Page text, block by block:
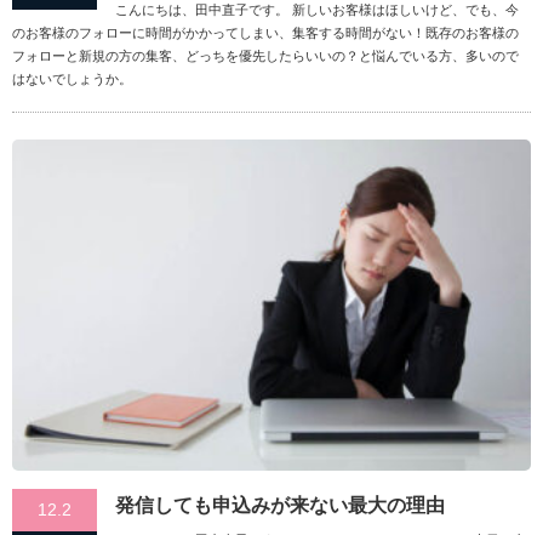
こんにちは、田中直子です。 新しいお客様はほしいけど、でも、今
のお客様のフォローに時間がかかってしまい、集客する時間がない！既存のお客様の
フォローと新規の方の集客、どっちを優先したらいいの？と悩んでいる方、多いので
はないでしょうか。
12.2 発信しても申込みが来ない最大の理由